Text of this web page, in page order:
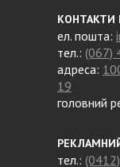
КОНТАКТИ
ел. пошта:
тел.: (067)
адреса:
19
головний
тел.: